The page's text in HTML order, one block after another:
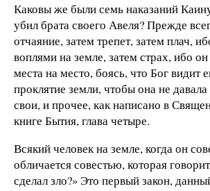
Каковы же были семь наказаний
убил брата своего Авеля? Прежде
отчаяние, затем трепет, затем плач,
воплями на земле, затем страх, ибо он
места на место, боясь, что Бог видит
проклятие земли, чтобы она не
свои, и прочее, как написано в
книге Бытия, глава четыре.
Всякий человек на земле, когда он
обличается совестью, которая
сделал зло?» Это первый закон,